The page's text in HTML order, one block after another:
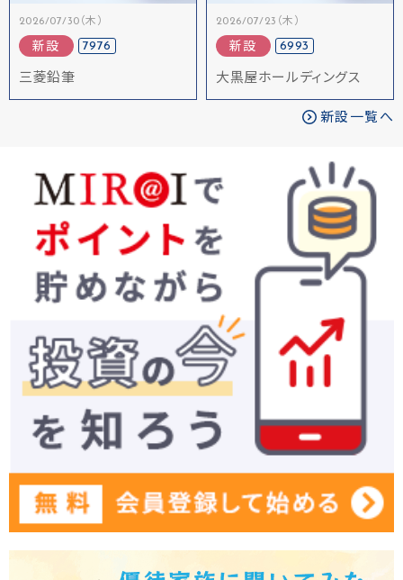
2026/07/30（木）
新設 7976
三菱鉛筆
2026/07/23（木）
新設 6993
大黒屋ホールディングス
新設一覧へ